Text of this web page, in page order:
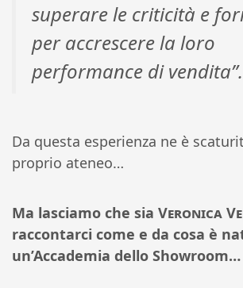
superare le criticità e
per accrescere la loro
performance di vendita”.
Da questa esperienza ne è
proprio ateneo…
Ma lasciamo che sia Veronica
raccontarci come e da cosa è
un’Accademia dello Showroom…